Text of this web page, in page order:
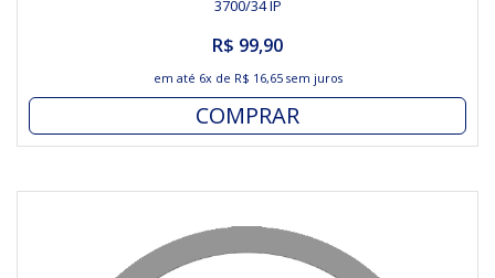
3700/34 IP
R$ 99,90
em até 6x de R$ 16,65sem juros
COMPRAR